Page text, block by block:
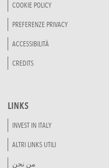
COOKIE POLICY
PREFERENZE PRIVACY
ACCESSIBILITÀ
CREDITS
LINKS
INVEST IN ITALY
ALTRI LINKS UTILI
من نحن